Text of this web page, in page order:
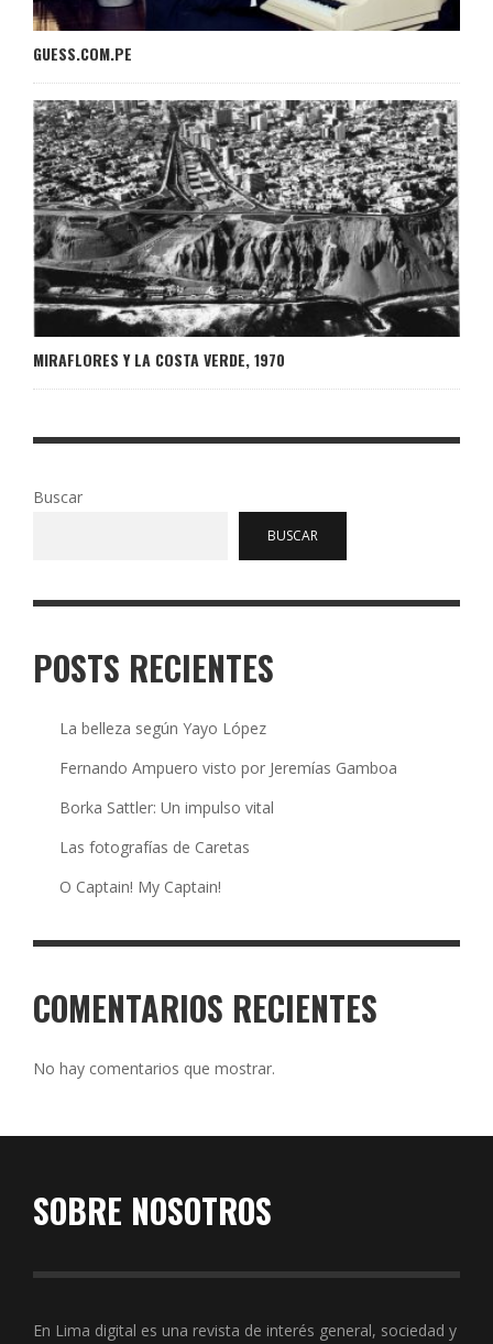
GUESS.COM.PE
MIRAFLORES Y LA COSTA VERDE, 1970
Buscar
BUSCAR
POSTS RECIENTES
La belleza según Yayo López
Fernando Ampuero visto por Jeremías Gamboa
Borka Sattler: Un impulso vital
Las fotografías de Caretas
O Captain! My Captain!
COMENTARIOS RECIENTES
No hay comentarios que mostrar.
SOBRE NOSOTROS
En Lima digital es una revista de interés general, sociedad y